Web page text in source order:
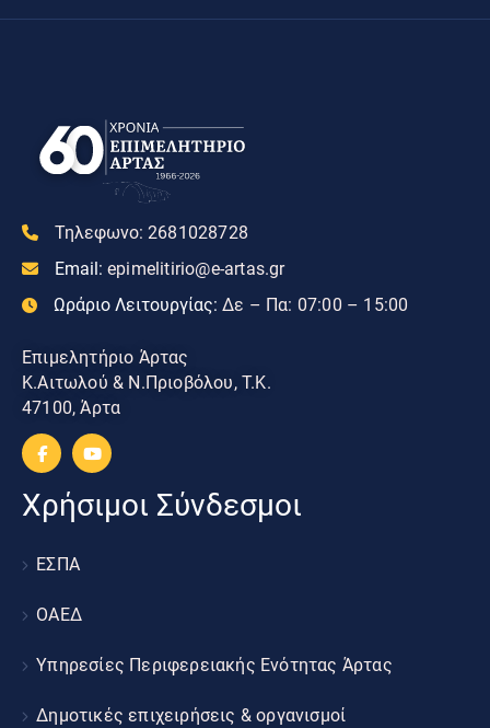
Τηλεφωνο: 2681028728
Email: epimelitirio@e-artas.gr
Ωράριο Λειτουργίας: Δε – Πα: 07:00 – 15:00
Επιμελητήριο Άρτας
Κ.Αιτωλού & Ν.Πριοβόλου, Τ.Κ.
47100, Άρτα
Χρήσιμοι Σύνδεσμοι
ΕΣΠΑ
ΟΑΕΔ
Υπηρεσίες Περιφερειακής Ενότητας Άρτας
Δημοτικές επιχειρήσεις & οργανισμοί